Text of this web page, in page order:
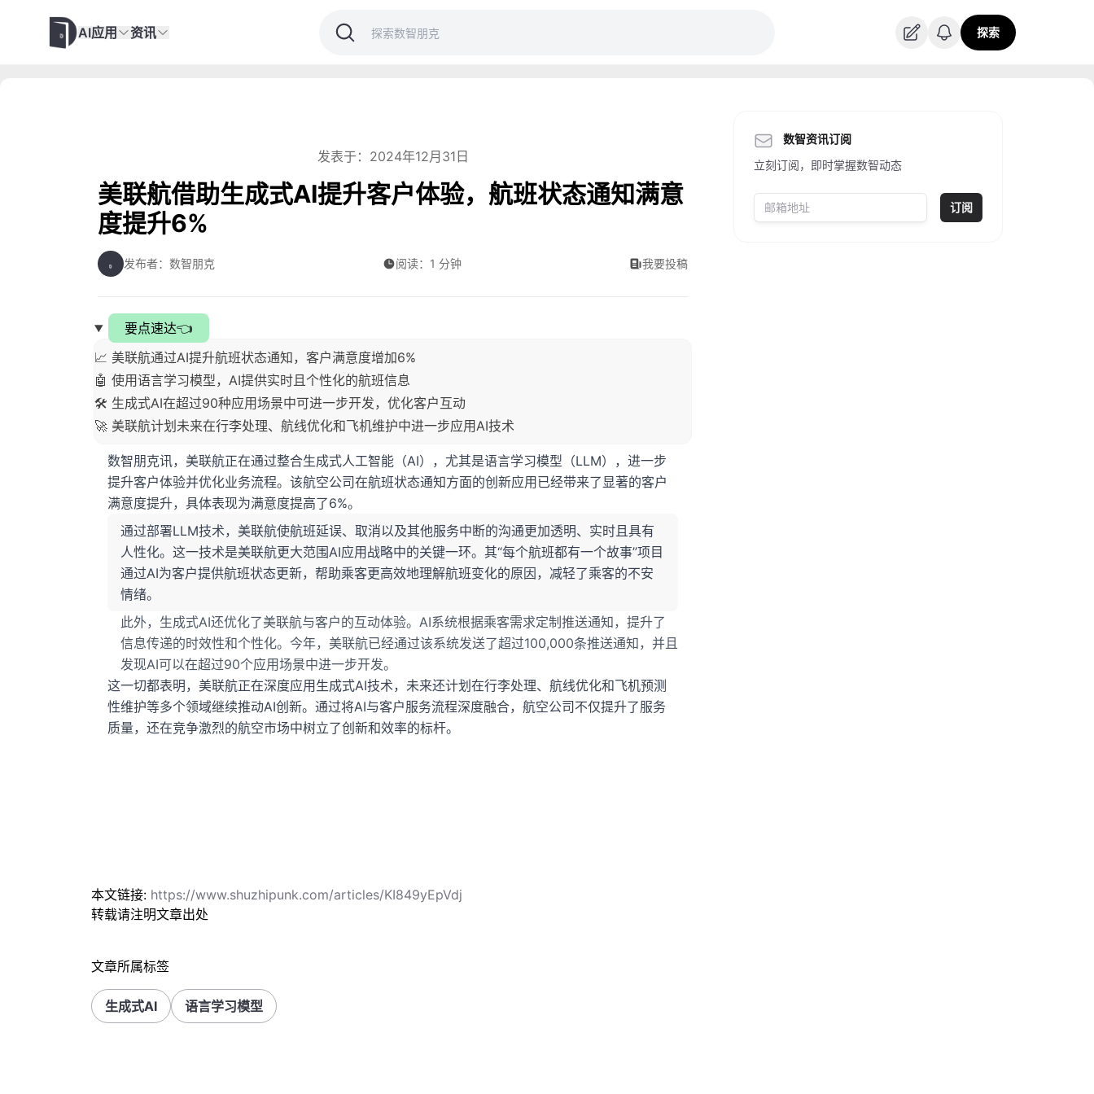
AI应用 资讯 探索
发表于：2024年12月31日
美联航借助生成式AI提升客户体验，航班状态通知满意
度提升6%
发布者：数智朋克 阅读：1 分钟 我要投稿
要点速达👈
📈 美联航通过AI提升航班状态通知，客户满意度增加6%
🤖 使用语言学习模型，AI提供实时且个性化的航班信息
🛠️ 生成式AI在超过90种应用场景中可进一步开发，优化客户互动
🚀 美联航计划未来在行李处理、航线优化和飞机维护中进一步应用AI技术
数智朋克讯，美联航正在通过整合生成式人工智能（AI），尤其是语言学习模型（LLM），进一步
提升客户体验并优化业务流程。该航空公司在航班状态通知方面的创新应用已经带来了显著的客户
满意度提升，具体表现为满意度提高了6%。
通过部署LLM技术，美联航使航班延误、取消以及其他服务中断的沟通更加透明、实时且具有
人性化。这一技术是美联航更大范围AI应用战略中的关键一环。其“每个航班都有一个故事”项目
通过AI为客户提供航班状态更新，帮助乘客更高效地理解航班变化的原因，减轻了乘客的不安
情绪。
此外，生成式AI还优化了美联航与客户的互动体验。AI系统根据乘客需求定制推送通知，提升了
信息传递的时效性和个性化。今年，美联航已经通过该系统发送了超过100,000条推送通知，并且
发现AI可以在超过90个应用场景中进一步开发。
这一切都表明，美联航正在深度应用生成式AI技术，未来还计划在行李处理、航线优化和飞机预测
性维护等多个领域继续推动AI创新。通过将AI与客户服务流程深度融合，航空公司不仅提升了服务
质量，还在竞争激烈的航空市场中树立了创新和效率的标杆。
数智资讯订阅
立刻订阅，即时掌握数智动态
订阅
本文链接: https://www.shuzhipunk.com/articles/KI849yEpVdj
转载请注明文章出处
文章所属标签
生成式AI 语言学习模型